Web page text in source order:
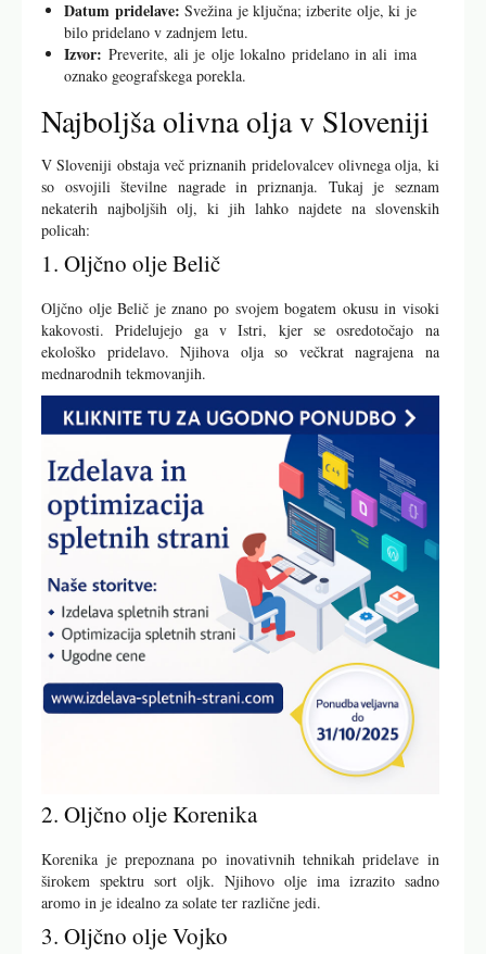
Datum pridelave: Svežina je ključna; izberite olje, ki je
bilo pridelano v zadnjem letu.
Izvor: Preverite, ali je olje lokalno pridelano in ali ima
oznako geografskega porekla.
Najboljša olivna olja v Sloveniji
V Sloveniji obstaja več priznanih pridelovalcev olivnega olja, ki
so osvojili številne nagrade in priznanja. Tukaj je seznam
nekaterih najboljših olj, ki jih lahko najdete na slovenskih
policah:
1. Oljčno olje Belič
Oljčno olje Belič je znano po svojem bogatem okusu in visoki
kakovosti. Pridelujejo ga v Istri, kjer se osredotočajo na
ekološko pridelavo. Njihova olja so večkrat nagrajena na
mednarodnih tekmovanjih.
2. Oljčno olje Korenika
Korenika je prepoznana po inovativnih tehnikah pridelave in
širokem spektru sort oljk. Njihovo olje ima izrazito sadno
aromo in je idealno za solate ter različne jedi.
3. Oljčno olje Vojko